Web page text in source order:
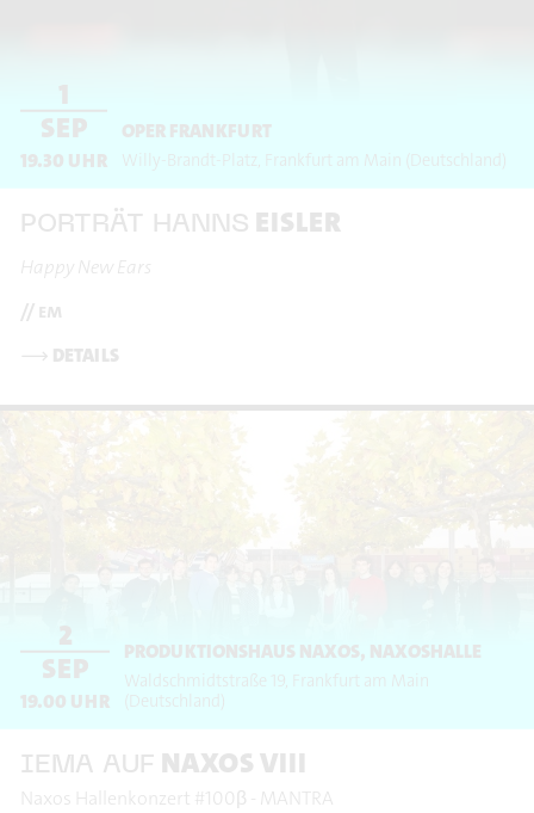
1
SEP
19.30 UHR
OPER FRANKFURT
Willy-Brandt-Platz Frankfurt am Main (Deutschland)
PORTRÄT HANNS EISLER
Happy New Ears
// em
⟶ DETAILS
2
SEP
19.00 UHR
PRODUKTIONSHAUS NAXOS, NAXOSHALLE
Waldschmidtstraße 19
Frankfurt am Main
(Deutschland)
IEMA AUF NAXOS VIII
Naxos Hallenkonzert #100β - MANTRA